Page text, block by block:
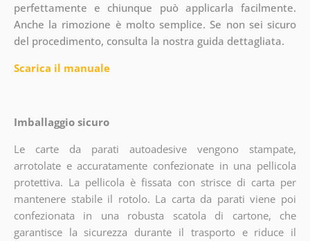
perfettamente e chiunque può applicarla facilmente.
Anche la rimozione è molto semplice. Se non sei sicuro
del procedimento, consulta la nostra guida dettagliata.
Scarica il manuale
Imballaggio sicuro
Le carte da parati autoadesive vengono stampate,
arrotolate e accuratamente confezionate in una pellicola
protettiva. La pellicola è fissata con strisce di carta per
mantenere stabile il rotolo. La carta da parati viene poi
confezionata in una robusta scatola di cartone, che
garantisce la sicurezza durante il trasporto e riduce il